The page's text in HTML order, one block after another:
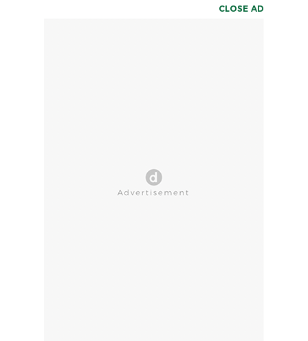
CLOSE AD